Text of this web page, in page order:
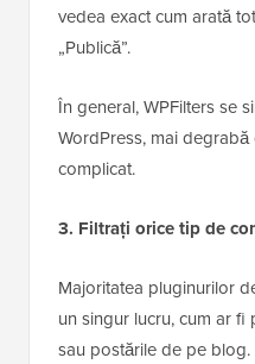
vedea exact cum arată
„Publică”.
În general, WPFilters se
WordPress, mai
complicat.
3. Filtrați orice tip de
Majoritatea pluginurilor
un singur lucru, cum ar fi
sau postările de pe blog.